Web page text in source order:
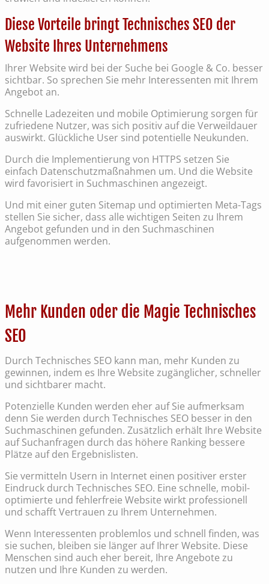
Diese Vorteile bringt Technisches SEO der
Website Ihres Unternehmens
Ihrer Website wird bei der Suche bei Google & Co. besser
sichtbar. So sprechen Sie mehr Interessenten mit Ihrem
Angebot an.
Schnelle Ladezeiten und mobile Optimierung sorgen für
zufriedene Nutzer, was sich positiv auf die Verweildauer
auswirkt. Glückliche User sind potentielle Neukunden.
Durch die Implementierung von HTTPS setzen Sie
einfach Datenschutzmaßnahmen um. Und die Website
wird favorisiert in Suchmaschinen angezeigt.
Und mit einer guten Sitemap und optimierten Meta-Tags
stellen Sie sicher, dass alle wichtigen Seiten zu Ihrem
Angebot gefunden und in den Suchmaschinen
aufgenommen werden.
Mehr Kunden oder die Magie Technisches
SEO
Durch Technisches SEO kann man, mehr Kunden zu
gewinnen, indem es Ihre Website zugänglicher, schneller
und sichtbarer macht.
Potenzielle Kunden werden eher auf Sie aufmerksam
denn Sie werden durch Technisches SEO besser in den
Suchmaschinen gefunden. Zusätzlich erhält Ihre Website
auf Suchanfragen durch das höhere Ranking bessere
Plätze auf den Ergebnislisten.
Sie vermitteln Usern in Internet einen positiver erster
Eindruck durch Technisches SEO. Eine schnelle, mobil-
optimierte und fehlerfreie Website wirkt professionell
und schafft Vertrauen zu Ihrem Unternehmen.
Wenn Interessenten problemlos und schnell finden, was
sie suchen, bleiben sie länger auf Ihrer Website. Diese
Menschen sind auch eher bereit, Ihre Angebote zu
nutzen und Ihre Kunden zu werden.